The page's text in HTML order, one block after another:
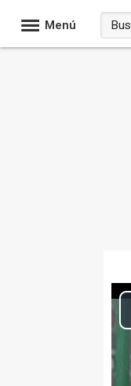
Menú